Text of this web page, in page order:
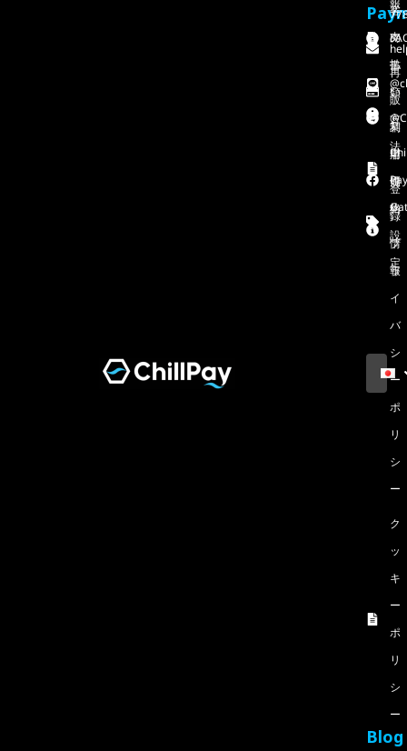
支
払
い
方
法
価
格
設
定
再
販
業
者
登
録
情
報
客
の
書
類
利
用
規
約
プ
ラ
イ
バ
シ
ー
ポ
リ
シ
ー
ク
ッ
キ
ー
ポ
リ
シ
ー
Blog